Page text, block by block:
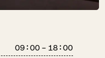
09:00 – 18:00